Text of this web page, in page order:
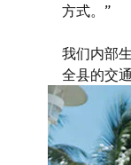
方式。”
我们内部
全县的交